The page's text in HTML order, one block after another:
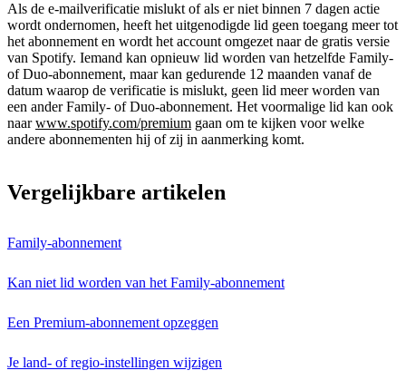
Als de e-mailverificatie mislukt of als er niet binnen 7 dagen actie
wordt ondernomen, heeft het uitgenodigde lid geen toegang meer tot
het abonnement en wordt het account omgezet naar de gratis versie
van Spotify. Iemand kan opnieuw lid worden van hetzelfde Family-
of Duo-abonnement, maar kan gedurende 12 maanden vanaf de
datum waarop de verificatie is mislukt, geen lid meer worden van
een ander Family- of Duo-abonnement. Het voormalige lid kan ook
naarwww.spotify.com/premium gaan om te kijken voor welke
andere abonnementen hij of zij in aanmerking komt.
Vergelijkbare artikelen
Family-abonnement
Kan niet lid worden van het Family-abonnement
Een Premium-abonnement opzeggen
Je land- of regio-instellingen wijzigen